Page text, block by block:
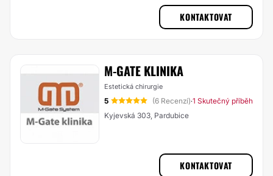
KONTAKTOVAT
M-GATE KLINIKA
Estetická chirurgie
5 (6 Recenzí)·1 Skutečný příběh
Kyjevská 303, Pardubice
KONTAKTOVAT